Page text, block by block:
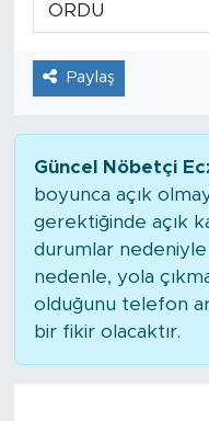
Paylaş
Güncel Nöbetçi
boyunca açık
gerektiğinde açık
durumlar
nedenle, yola
olduğunu telefon
bir fikir olacaktır.
Tarihçe
Resmi İlanlar
Foto Şaka
Politika